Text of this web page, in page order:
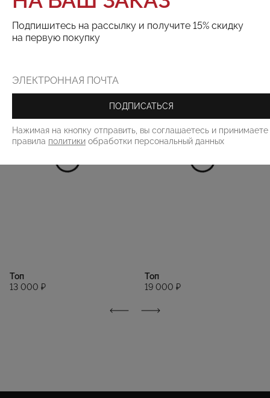
РЕКОМЕНДУЕМ
Топ
13 000 ₽
Топ
19 000 ₽
Подпишитесь на рассылку и получите 15% скидку
на первую покупку
ПОДПИСАТЬСЯ
Нажимая на кнопку отправить, вы соглашаетесь и принимаете
правила политики обработки персональный данных